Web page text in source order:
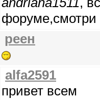
форуме,смотри
реен
alfa2591
привет всем